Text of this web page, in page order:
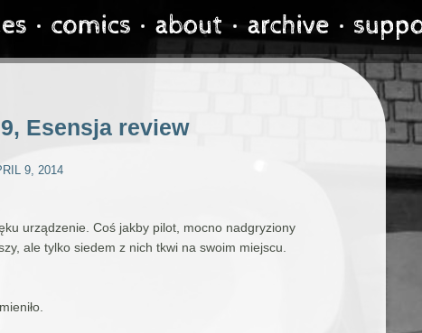
Esensja review
9, 2014
urządzenie. Coś jakby pilot, mocno nadgryziony
ale tylko siedem z nich tkwi na swoim miejscu.